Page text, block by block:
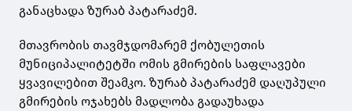
განაცხადა ზურაბ პატარაძემ.
მთავრობის თავმჯდომარემ ქობულეთის
მუნიციპალიტეტში ომის გმირების საფლავები
ყვავილებით შეამკო. ზურაბ პატარაძემ დაღუპული
გმირების ოჯახებს მადლობა გადაუხადა